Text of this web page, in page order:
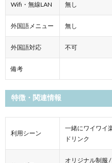
Wifi・無線LAN 無し
外国語メニュー 無し
外国語対応 不可
備考
特徴・関連情報
利用シーン
一緒にワイワイ
ドリンク
オリジナル制服